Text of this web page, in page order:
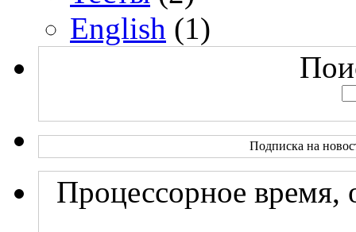
English (1)
Подписка на
Процессорное время,